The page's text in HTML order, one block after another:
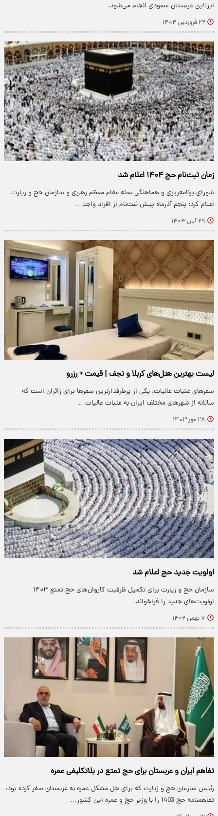
ایرلاین عربستان سعودی انجام می‌شود.
۲۲ فروردین ۱۴۰۴
زمان ثبت‌نام حج ۱۴۰۴ اعلام شد
شورای برنامه‌ریزی و هماهنگی بعثه مقام معظم رهبری و سازمان حج و زیارت
اعلام کرد: پنجم آذرماه پیش ثبت‌نام از افراد واجد…
۲۹ آبان ۱۴۰۳
لیست بهترین هتل‌های کربلا و نجف | قیمت + رزرو
سفر‌های عتبات عالیات، یکی از پرطرفدارترین سفر‌ها برای زائران است که
سالانه از شهر‌های مختلف ایران به عتبات عالیات…
۲۸ مهر ۱۴۰۳
اولویت جدید حج اعلام شد
سازمان حج و زیارت برای تکمیل ظرفیت کاروان‌های حج تمتع ۱۴۰۳
اولویت‌های جدید را فراخواند.
۷ بهمن ۱۴۰۲
تفاهم ایران و عربستان برای حج تمتع در بلاتکلیفی عمره
رئیس سازمان حج و زیارت که برای حل مشکل عمره به عربستان سفر کرده بود،
تفاهمنامه حج 1403 را با وزیر حج و عمره این کشور…